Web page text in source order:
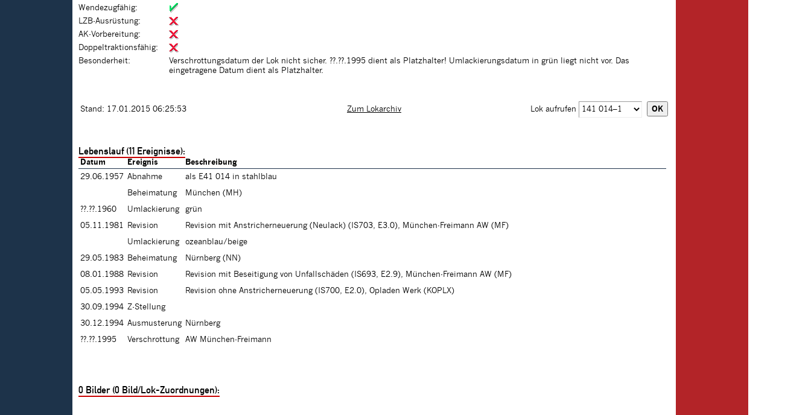
Wendezugfähig:
LZB-Ausrüstung:
AK-Vorbereitung:
Doppeltraktionsfähig:
Besonderheit:
Verschrottungsdatum der Lok nicht sicher. ??.??.1995 dient als Platzhalter! Umlackierungsdatum in grün liegt nicht vor. Das
eingetragene Datum dient als Platzhalter.
Stand: 17.01.2015 06:25:53 Zum Lokarchiv Lok aufrufen
Lebenslauf (11 Ereignisse):
Datum Ereignis
Beschreibung
29.06.1957 Abnahme
als E41 014 in stahlblau
Beheimatung
München (MH)
??.??.1960
Umlackierung
grün
05.11.1981
Revision
Revision mit Anstricherneuerung (Neulack) (IS703, E3.0), München-Freimann AW (MF)
Umlackierung
ozeanblau/beige
29.05.1983 Beheimatung
Nürnberg (NN)
08.01.1988 Revision
Revision mit Beseitigung von Unfallschäden (IS693, E2.9), München-Freimann AW (MF)
05.05.1993 Revision
Revision ohne Anstricherneuerung (IS700, E2.0), Opladen Werk (KOPLX)
30.09.1994 Z-Stellung
30.12.1994 Ausmusterung Nürnberg
??.??.1995
Verschrottung AW München-Freimann
0 Bilder (0 Bild/Lok-Zuordnungen):